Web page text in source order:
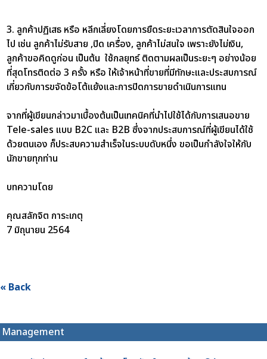
3. ลูกค้าปฏิเสธ หรือ หลีกเลี่ยงโดยการยืดระยะเวลาการตัดสินใจออก
ไป เช่น ลูกค้าไม่รับสาย ,ปิด เครื่อง, ลูกค้าไม่สนใจ เพราะยังไม่เงิน,
ลูกค้าขอคิดดูก่อน เป็นต้น ใช้กลยุทธ์ ติดตามผลเป็นระยะๆ อย่างน้อย
ที่สุดโทรติดต่อ 3 ครั้ง หรือ ให้เจ้าหน้าที่ขายที่มีทักษะและประสบการณ์
เกี่ยวกับการขจัดข้อโต้แย้งและการปิดการขายดำเนินการแทน
จากที่ผู้เขียนกล่าวมาเบื้องต้นเป็นเทคนิคที่นำไปใช้ได้กับการเสนอขาย
Tele-sales แบบ B2C และ B2B ซึ่งจากประสบการณ์ที่ผู้เขียนได้ใช้
ด้วยตนเอง ก็ประสบความสำเร็จในระบบดับหนึ่ง ขอเป็นกำลังใจให้กับ
นักขายทุกท่าน
บทความโดย
คุณสลักจิต การะเกตุ
7 มิถุนายน 2564
« Back
Management